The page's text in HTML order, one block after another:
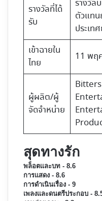
รางวัลที่ได้
รับ
รางวัล
ตัวแท
ประเท
เข้าฉายใน
ไทย
11 พฤ
ผู้ผลิต/ผู้
จัดจำหน่าย
สุดทางรัก
พล็อตและบท - 8.6
การแสดง - 8.6
การดำเนินเรื่อง - 9
เพลงและดนตรีประกอบ -